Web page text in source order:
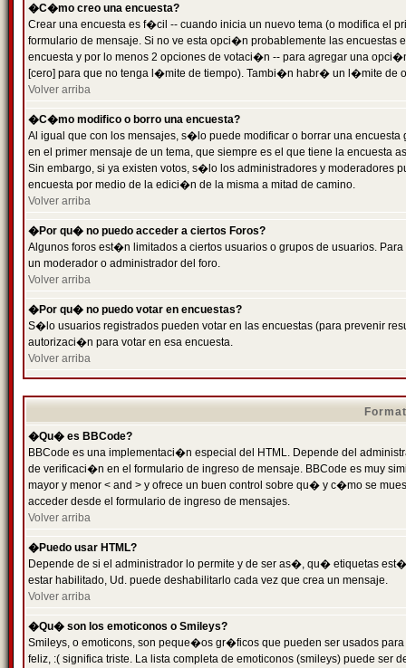
�C�mo creo una encuesta?
Crear una encuesta es f�cil -- cuando inicia un nuevo tema (o modifica el
formulario de mensaje. Si no ve esta opci�n probablemente las
encuesta y por lo menos 2 opciones de votaci�n -- para agregar una
[cero] para que no tenga l�mite de tiempo). Tambi�n habr� un l�mite de
Volver arriba
�C�mo modifico o borro una encuesta?
Al igual que con los mensajes, s�lo puede modificar o borrar una
en el primer mensaje de un tema, que siempre es el que tiene la encuesta
Sin embargo, si ya existen votos, s�lo los administradores y moderadores
encuesta por medio de la edici�n de la misma a mitad de camino.
Volver arriba
�Por qu� no puedo acceder a ciertos Foros?
Algunos foros est�n limitados a ciertos usuarios o grupos de usuarios.
un moderador o administrador del foro.
Volver arriba
�Por qu� no puedo votar en encuestas?
S�lo usuarios registrados pueden votar en las encuestas (para prevenir
autorizaci�n para votar en esa encuesta.
Volver arriba
�Qu� es BBCode?
BBCode es una implementaci�n especial del HTML. Depende del
de verificaci�n en el formulario de ingreso de mensaje. BBCode es muy
mayor y menor < and > y ofrece un buen control sobre qu� y c�mo se
acceder desde el formulario de ingreso de mensajes.
Volver arriba
�Puedo usar HTML?
Depende de si el administrador lo permite y de ser as�, qu� etiquetas
estar habilitado, Ud. puede deshabilitarlo cada vez que crea un mensaje.
Volver arriba
�Qu� son los emoticonos o Smileys?
Smileys, o emoticons, son peque�os gr�ficos que pueden ser usados
feliz, :( significa triste. La lista completa de emoticonos (smileys) puede